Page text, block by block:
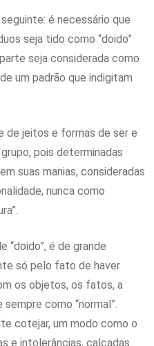
é necessário que
seja tido como “doido”
seja considerada como
um padrão que indigitam
de jeitos e formas de ser e
pois determinadas
suas manias, consideradas
nunca como
“doido”, é de grande
só pelo fato de haver
os objetos, os fatos, a
como “normal”.
cotejar, um modo como o
e intolerâncias, calcadas